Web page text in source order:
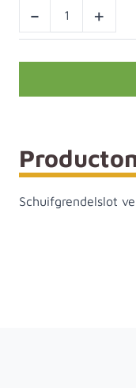
- +
Schuifgrendelslot